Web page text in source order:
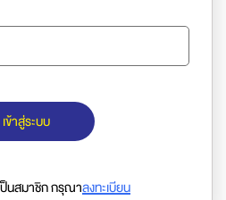
เข้าสู่ระบบ
ป็นสมาชิก กรุณาลงทะเบียน